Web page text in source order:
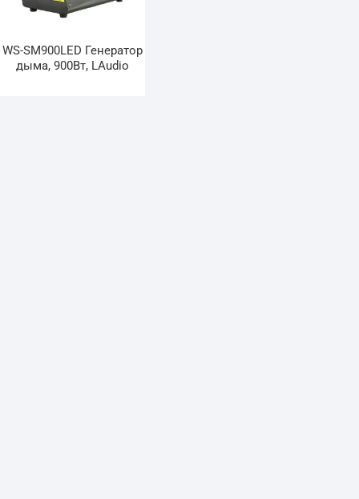
WS-SM900LED Генератор
дыма, 900Вт, LAudio